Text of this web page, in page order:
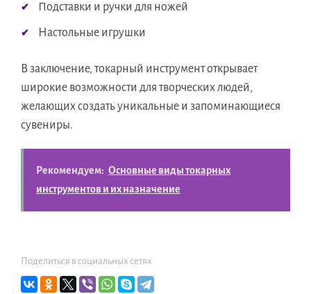
Подставки и ручки для ножей
Настольные игрушки
В заключение, токарный инструмент открывает
широкие возможности для творческих людей,
желающих создать уникальные и запоминающиеся
сувениры.
Рекомендуем: Основные виды токарных
инструментов и их назначение
Поделиться в социальных сетях